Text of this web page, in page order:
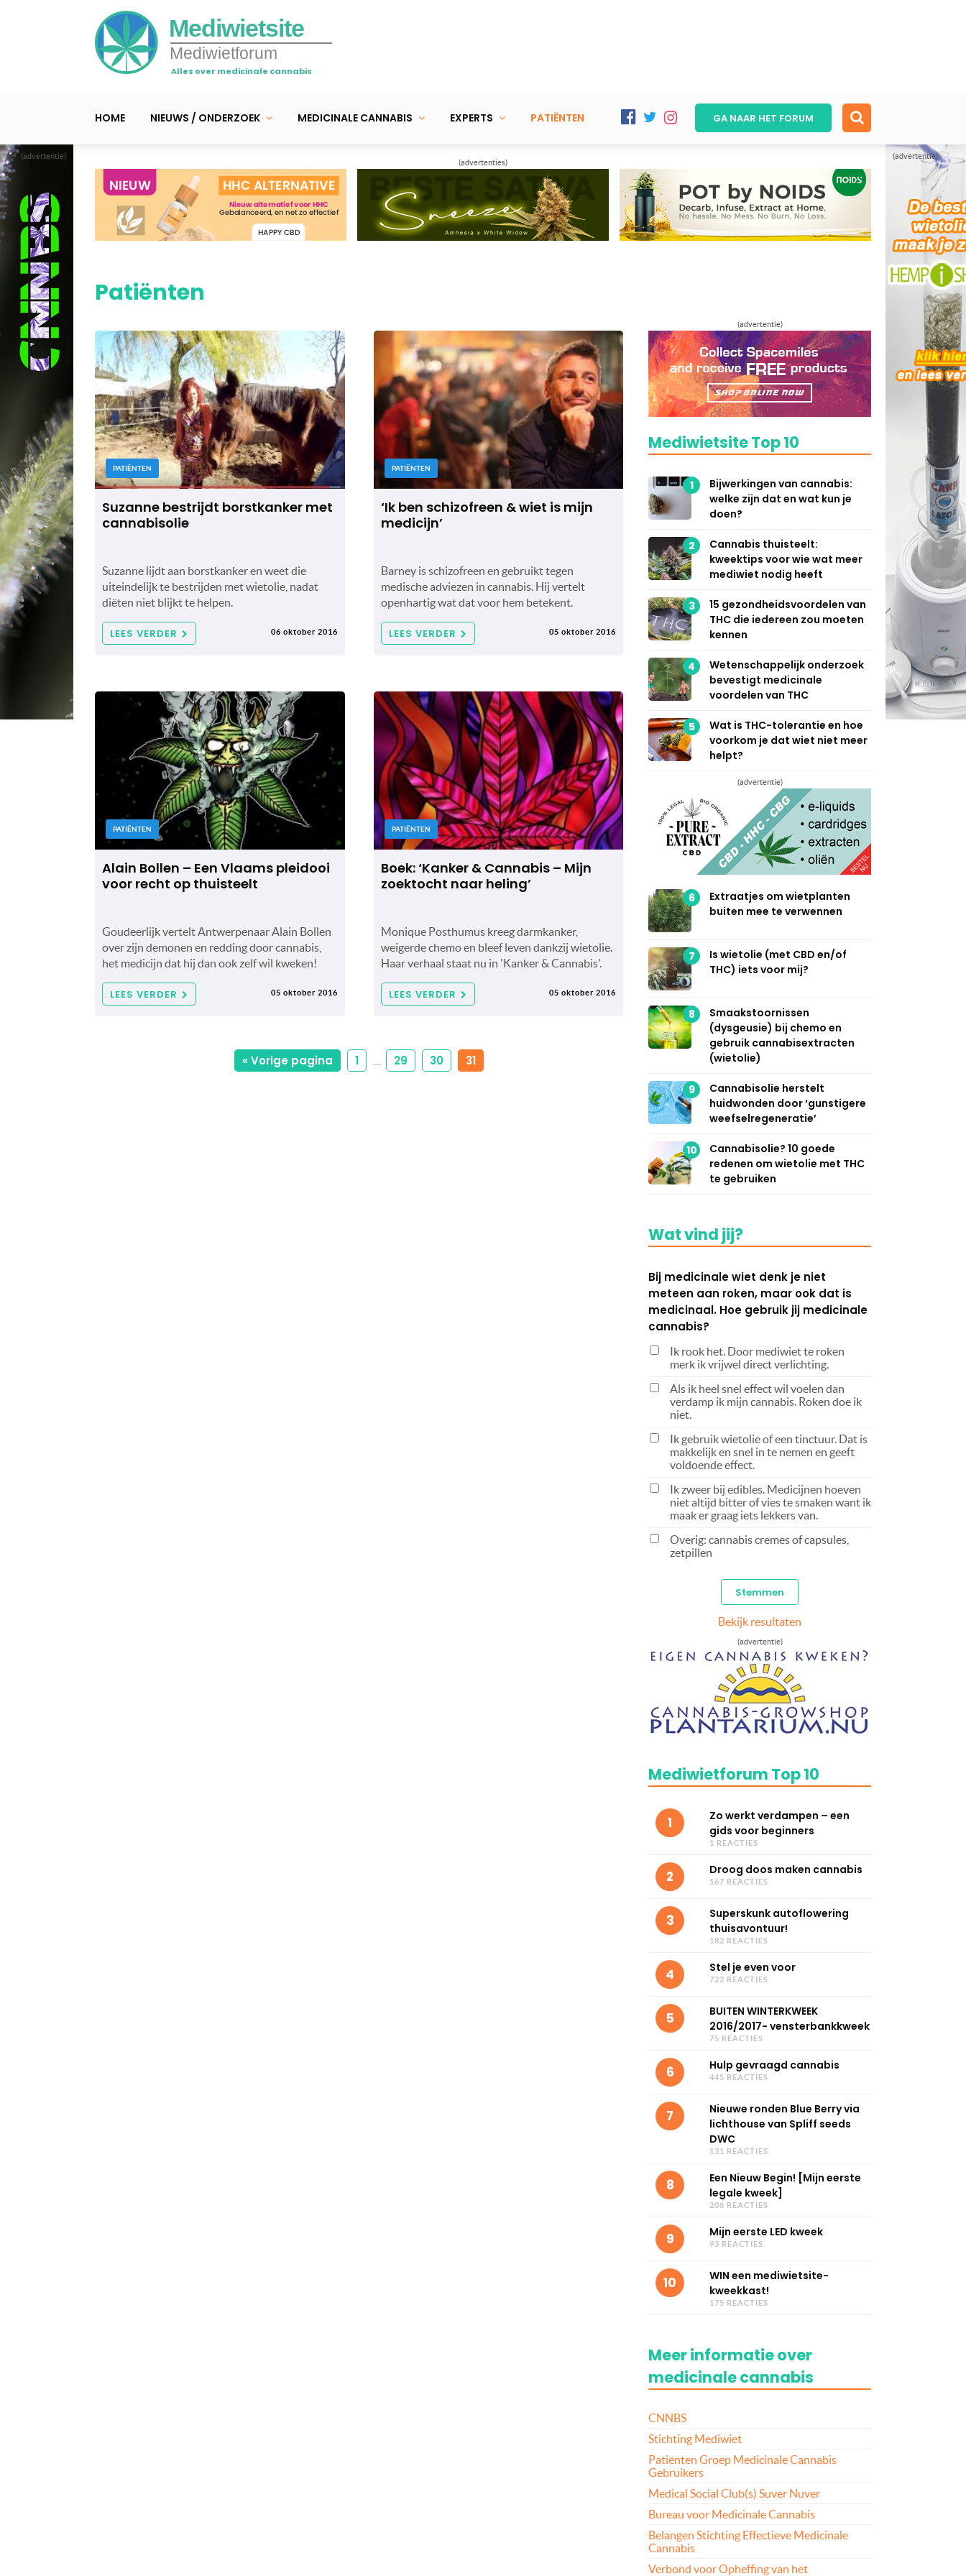
(advertentie) (advertentie)
Mediwietsite
Mediwietforum
Alles over medicinale cannabis
HOME NIEUWS / ONDERZOEK MEDICINALE CANNABIS EXPERTS PATIËNTEN GA NAAR HET FORUM
(advertenties)
Patiënten
PATIËNTEN
Suzanne bestrijdt borstkanker met
cannabisolie
Suzanne lijdt aan borstkanker en weet die
uiteindelijk te bestrijden met wietolie, nadat
diëten niet blijkt te helpen.
LEES VERDER 06 oktober 2016
PATIËNTEN
‘Ik ben schizofreen & wiet is mijn
medicijn’
Barney is schizofreen en gebruikt tegen
medische adviezen in cannabis. Hij vertelt
openhartig wat dat voor hem betekent.
LEES VERDER 05 oktober 2016
PATIËNTEN
Alain Bollen – Een Vlaams pleidooi
voor recht op thuisteelt
Goudeerlijk vertelt Antwerpenaar Alain Bollen
over zijn demonen en redding door cannabis,
het medicijn dat hij dan ook zelf wil kweken!
LEES VERDER 05 oktober 2016
PATIËNTEN
Boek: ‘Kanker & Cannabis – Mijn
zoektocht naar heling’
Monique Posthumus kreeg darmkanker,
weigerde chemo en bleef leven dankzij wietolie.
Haar verhaal staat nu in 'Kanker & Cannabis'.
LEES VERDER 05 oktober 2016
« Vorige pagina 1 29 30 31
(advertentie)
Mediwietsite Top 10
1
Bijwerkingen van cannabis:
welke zijn dat en wat kun je
doen?
2
Cannabis thuisteelt:
kweektips voor wie wat meer
mediwiet nodig heeft
3
15 gezondheidsvoordelen van
THC die iedereen zou moeten
kennen
4
Wetenschappelijk onderzoek
bevestigt medicinale
voordelen van THC
5
Wat is THC-tolerantie en hoe
voorkom je dat wiet niet meer
helpt?
(advertentie)
6
Extraatjes om wietplanten
buiten mee te verwennen
7
Is wietolie (met CBD en/of
THC) iets voor mij?
8
Smaakstoornissen
(dysgeusie) bij chemo en
gebruik cannabisextracten
(wietolie)
9
Cannabisolie herstelt
huidwonden door ‘gunstigere
weefselregeneratie’
10
Cannabisolie? 10 goede
redenen om wietolie met THC
te gebruiken
Wat vind jij?
Bij medicinale wiet denk je niet
meteen aan roken, maar ook dat is
medicinaal. Hoe gebruik jij medicinale
cannabis?
Ik rook het. Door mediwiet te roken
merk ik vrijwel direct verlichting.
Als ik heel snel effect wil voelen dan
verdamp ik mijn cannabis. Roken doe ik
niet.
Ik gebruik wietolie of een tinctuur. Dat is
makkelijk en snel in te nemen en geeft
voldoende effect.
Ik zweer bij edibles. Medicijnen hoeven
niet altijd bitter of vies te smaken want ik
maak er graag iets lekkers van.
Overig: cannabis cremes of capsules,
zetpillen
Bekijk resultaten
(advertentie)
Mediwietforum Top 10
1
Zo werkt verdampen – een
gids voor beginners
1 REACTIES
2 Droog doos maken cannabis
167 REACTIES
3
Superskunk autoflowering
thuisavontuur!
182 REACTIES
4 Stel je even voor
722 REACTIES
5
BUITEN WINTERKWEEK
2016/2017- vensterbankkweek
75 REACTIES
6 Hulp gevraagd cannabis
445 REACTIES
7
Nieuwe ronden Blue Berry via
lichthouse van Spliff seeds
DWC
131 REACTIES
8
Een Nieuw Begin! [Mijn eerste
legale kweek]
206 REACTIES
9 Mijn eerste LED kweek
93 REACTIES
10
WIN een mediwietsite-
kweekkast!
175 REACTIES
Meer informatie over
medicinale cannabis
CNNBS
Stichting Mediwiet
Patiënten Groep Medicinale Cannabis
Gebruikers
Medical Social Club(s) Suver Nuver
Bureau voor Medicinale Cannabis
Belangen Stichting Effectieve Medicinale
Cannabis
Verbond voor Opheffing van het